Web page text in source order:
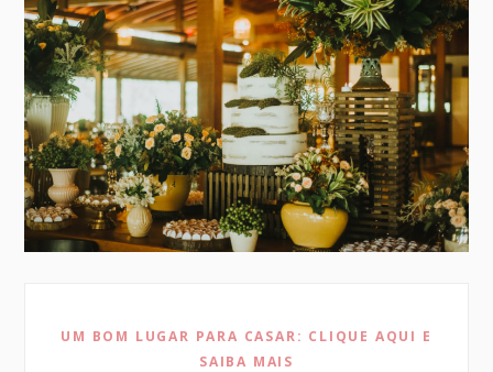
UM BOM LUGAR PARA CASAR: CLIQUE AQUI E
SAIBA MAIS